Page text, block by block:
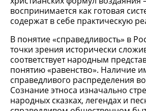
воспринимается как готовая
содержат в себе практическую
В понятие «справедливость» в
точки зрения исторически
соответствует народным
понятию «равенство». Наличие
справедливого распределения
Сознание этноса изначально
народных сказках, легендах и